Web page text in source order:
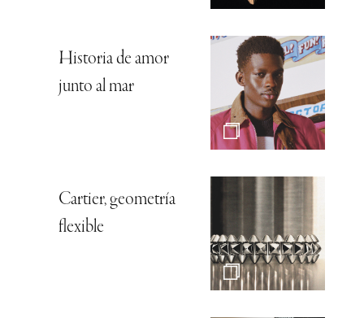
Historia de amor
junto al mar
Cartier, geometría
flexible